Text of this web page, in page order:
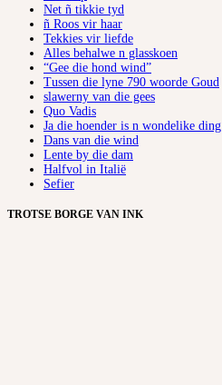
Net ñ tikkie tyd
ñ Roos vir haar
Tekkies vir liefde
Alles behalwe n glasskoen
“Gee die hond wind”
Tussen die lyne 790 woorde Goud
slawerny van die gees
Quo Vadis
Ja die hoender is n wondelike ding
Dans van die wind
Lente by die dam
Halfvol in Italië
Sefier
TROTSE BORGE VAN INK